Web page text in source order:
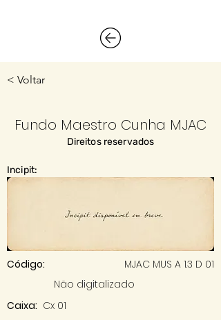
< Voltar
Fundo Maestro Cunha MJAC
Direitos reservados
Incipit:
Código:
MJAC MUS A 1.3 D 01
Não digitalizado
Caixa: Cx 01